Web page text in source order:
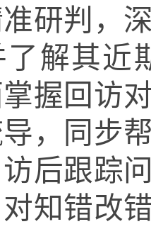
研判，
了解其近
握回访
，同步
后跟踪
知错改